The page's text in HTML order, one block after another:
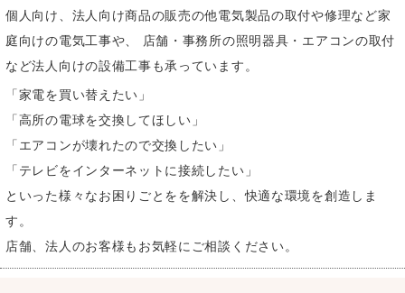
個人向け、法人向け商品の販売の他電気製品の取付や修理など家
庭向けの電気工事や、 店舗・事務所の照明器具・エアコンの取付
など法人向けの設備工事も承っています。
「家電を買い替えたい」
「高所の電球を交換してほしい」
「エアコンが壊れたので交換したい」
「テレビをインターネットに接続したい」
といった様々なお困りごとをを解決し、快適な環境を創造しま
す。
店舗、法人のお客様もお気軽にご相談ください。